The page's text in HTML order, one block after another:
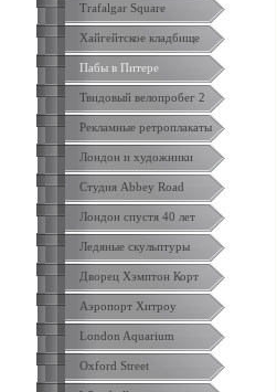
Trafalgar Square
Хайгейтское кладбище
Пабы в Питере
Твидовый велопробег 2
Рекламные ретроплакаты
Лондон и художники
Студия Abbey Road
Лондон спустя 40 лет
Ледяные скульптуры
Дворец Хэмптон Корт
Аэропорт Хитроу
London Aquarium
Oxford Street